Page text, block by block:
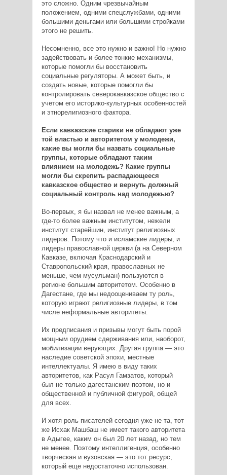
это сложно. Одним чрезвычайным
положением, одними спецслужбами, одними
большими деньгами или большими стройками
этого не решить.
Несомненно, все это нужно и важно! Но нужно
задействовать и более тонкие механизмы,
которые помогли бы восстановить
социальные регуляторы. А может быть, и
создать новые, которые помогли бы
контролировать северокавказское общество с
учетом его историко-культурных особенностей
и этнорелигиозного фактора.
Если кавказские старики не обладают уже
той властью и авторитетом у молодежи,
какие вы могли бы назвать социальные
группы, которые обладают таким
влиянием на молодежь? Какие группы
могли бы скрепить распадающееся
кавказское общество и вернуть должный
социальный контроль над молодежью?
Во-первых, я бы назвал не менее важным, а
где-то более важным институтом, нежели
институт старейшин, институт религиозных
лидеров. Потому что и исламские лидеры, и
лидеры православной церкви (а на Северном
Кавказе, включая Краснодарский и
Ставропольский края, православных не
меньше, чем мусульман) пользуются в
регионе большим авторитетом. Особенно в
Дагестане, где мы недооцениваем ту роль,
которую играют религиозные лидеры, в том
числе неформальные авторитеты.
Их предписания и призывы могут быть порой
мощным орудием сдерживания или, наоборот,
мобилизации верующих. Другая группа — это
наследие советской эпохи, местные
интеллектуалы. Я имею в виду таких
авторитетов, как Расул Гамзатов, который
был не только дагестанским поэтом, но и
общественной и публичной фигурой, общей
для всех.
И хотя роль писателей сегодня уже не та, тот
же Исхак Машбаш не имеет такого авторитета
в Адыгее, каким он был 20 лет назад, но тем
не менее. Поэтому интеллигенция, особенно
творческая и вузовская — это тот ресурс,
который еще недостаточно использован.